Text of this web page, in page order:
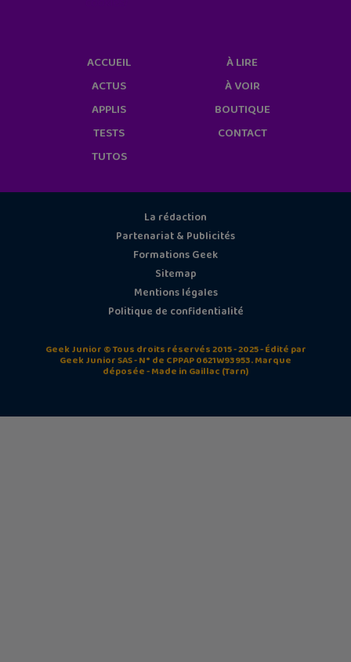
ACCUEIL
ACTUS
APPLIS
TESTS
TUTOS
À LIRE
À VOIR
BOUTIQUE
CONTACT
La rédaction
Partenariat & Publicités
Formations Geek
Sitemap
Mentions légales
Politique de confidentialité
Geek Junior © Tous droits réservés 2015 - 2025 - Édité par
Geek Junior SAS - N° de CPPAP 0621W93953. Marque
déposée - Made in Gaillac (Tarn)